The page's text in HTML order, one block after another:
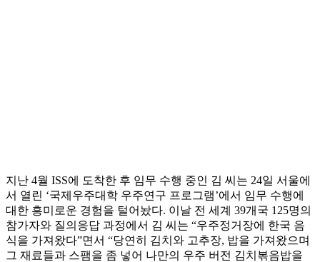
지난 4월 ISS에 도착한 후 임무 수행 중인 김 씨는 24일 서울에
서 열린 ‘국제우주대학 우주연구 프로그램’에서 임무 수행에
대한 흥미로운 경험을 털어놨다. 이날 전 세계 39개국 125명의
참가자와 질의응답 과정에서 김 씨는 “우주정거장에 한국 음
식을 가져왔다”면서 “당연히 김치와 고추장, 밥을 가져왔으며
그 재료들과 스팸을 좀 넣어 나만의 우주 버전 김치볶음밥을